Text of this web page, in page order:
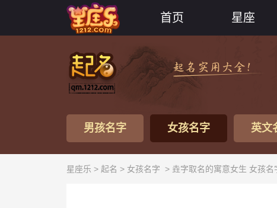
首页 星座
男孩名字 女孩名字 英文
星座乐 > 起名 > 女孩名字 > 垚字取名的寓意女生 女孩名